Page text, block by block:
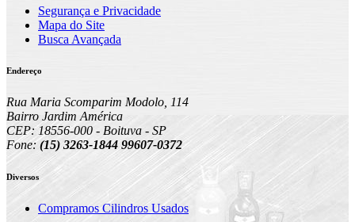
Segurança e Privacidade
Mapa do Site
Busca Avançada
Endereço
Rua Maria Scomparim Modolo, 114
Bairro Jardim América
CEP: 18556-000 - Boituva - SP
Fone:(15) 3263-1844 99607-0372
Diversos
Compramos Cilindros Usados